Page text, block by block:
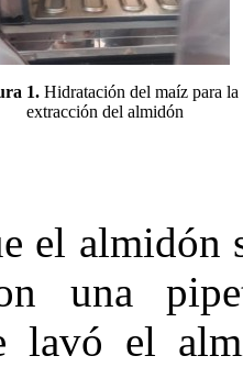
1.Hidratación del maíz para la
extracción del almidón
el almidón
una
lavó el